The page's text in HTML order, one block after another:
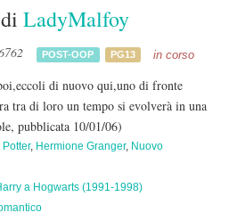
di LadyMalfoy
POST-OOP PG13 in corso
di nuovo qui,uno di fronte
tra di loro un tempo si evolverà in una
pubblicata 10/01/06)
Potter, Hermione Granger, Nuovo
a Hogwarts (1991-1998)